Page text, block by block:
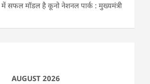
में सफल मॉडल है कूनो नेशनल पार्क : मुख्यमंत्री
AUGUST 2026